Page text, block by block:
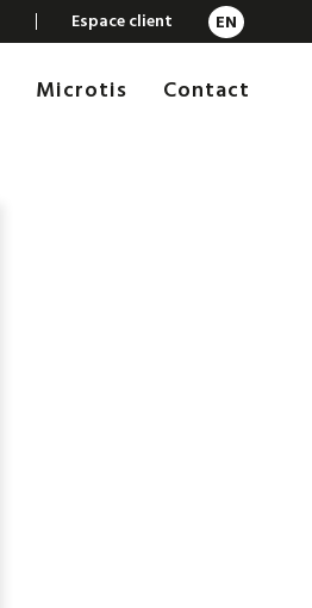
Espace client EN
Microtis Contact